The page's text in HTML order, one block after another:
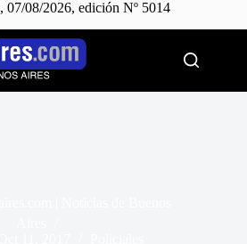
07/08/2026, edición Nº 5014